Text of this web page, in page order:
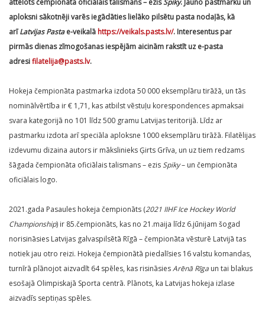
attēlots čempionāta oficiālais talismans – ezisSpiky. Jauno pastmarku un
aploksni sākotnēji varēs iegādāties lielāko pilsētu pasta nodaļās, kā
arīLatvijas Pastae-veikalā https://veikals.pasts.lv/. Interesentus par
pirmās dienas zīmogošanas iespējām aicinām rakstīt uz e-pasta
adresifilatelija@pasts.lv.
Hokeja čempionāta pastmarka izdota 50 000 eksemplāru tirāžā, un tās
nominālvērtība ir € 1,71, kas atbilst vēstuļu korespondences apmaksai
svara kategorijā no 101 līdz 500 gramu Latvijas teritorijā. Līdz ar
pastmarku izdota arī speciāla aploksne 1000 eksemplāru tirāžā. Filatēlijas
izdevumu dizaina autors ir mākslinieks Ģirts Grīva, un uz tiem redzams
šāgada čempionāta oficiālais talismans – ezisSpiky– un čempionāta
oficiālais logo.
2021.gada Pasaules hokeja čempionāts (2021 IIHF Ice Hockey World
Championship) ir 85.čempionāts, kas no 21.maija līdz 6.jūnijam šogad
norisināsies Latvijas galvaspilsētā Rīgā – čempionāta vēsturē Latvijā tas
notiek jau otro reizi. Hokeja čempionātā piedalīsies 16 valstu komandas,
turnīrā plānojot aizvadīt 64 spēles, kas risināsiesArēnā Rīga un tai blakus
esošajā Olimpiskajā Sporta centrā. Plānots, ka Latvijas hokeja izlase
aizvadīs septiņas spēles.